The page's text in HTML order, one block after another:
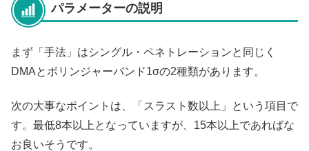
パラメーターの説明
まず「手法」はシングル・ペネトレーションと同じく
DMAとボリンジャーバンド1σの2種類があります。
次の大事なポイントは、「スラスト数以上」という項目で
す。最低8本以上となっていますが、15本以上であればな
お良いそうです。